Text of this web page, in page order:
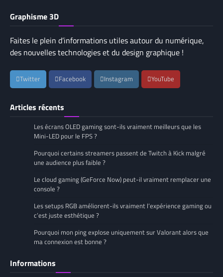
Graphisme 3D
Faites le plein d’informations utiles autour du numérique,
des nouvelles technologies et du design graphique !
Twitter Facebook Instagram YouTube
Articles récents
Les écrans OLED gaming sont-ils vraiment meilleurs que les
Mini-LED pour le FPS ?
Pourquoi certains streamers passent de Twitch à Kick malgré
une audience plus faible ?
Le cloud gaming (GeForce Now) peut-il vraiment remplacer une
console ?
Les setups RGB améliorent-ils vraiment l’expérience gaming ou
c’est juste esthétique ?
Pourquoi mon ping explose uniquement sur Valorant alors que
ma connexion est bonne ?
Informations